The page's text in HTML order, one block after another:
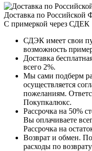
Доставка по Российской
С примеркой через СДЕК
СДЭК имеет свои
возможность
Доставка
всего 2%.
Мы сами подберм
осуществляется
пожеланиям.
Покупкалюкс.
Рассрочка на 50%
Вы оплачиваете
Рассрочка на
Возврат и обмен.
расходы по